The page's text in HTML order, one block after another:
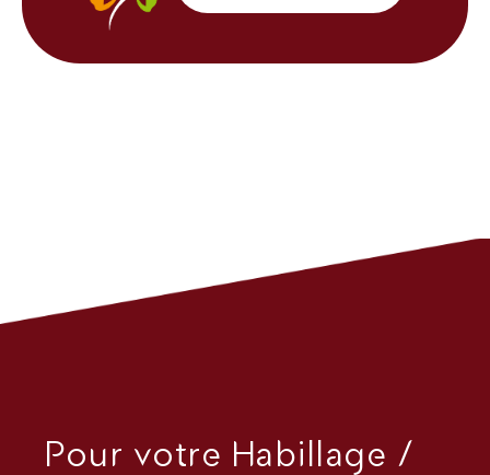
Pour votre Habillage /